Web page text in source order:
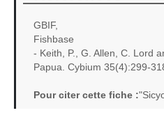
GBIF,
Fishbase
- Keith, P., G. Allen, C. Lord
Papua. Cybium 35(4):299-
Pour citer cette fiche :